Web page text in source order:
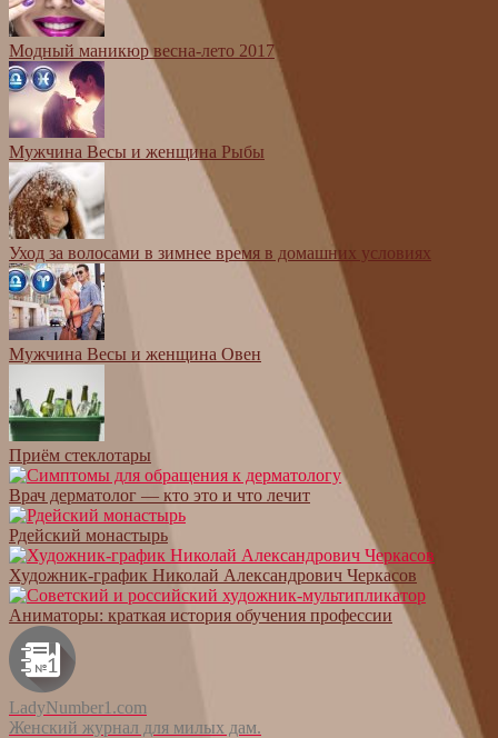
Модный маникюр весна-лето 2017
Мужчина Весы и женщина Рыбы
Уход за волосами в зимнее время в домашних условиях
Мужчина Весы и женщина Овен
Приём стеклотары
Врач дерматолог — кто это и что лечит
Рдейский монастырь
Художник-график Николай Александрович Черкасов
Аниматоры: краткая история обучения профессии
LadyNumber1.com
Женский журнал для милых дам.